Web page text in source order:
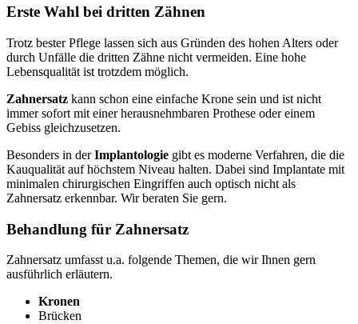
Erste Wahl bei dritten Zähnen
Trotz bester Pflege lassen sich aus Gründen des hohen Alters oder
durch Unfälle die dritten Zähne nicht vermeiden. Eine hohe
Lebensqualität ist trotzdem möglich.
Zahnersatz kann schon eine einfache Krone sein und ist nicht
immer sofort mit einer herausnehmbaren Prothese oder einem
Gebiss gleichzusetzen.
Besonders in derImplantologie gibt es moderne Verfahren, die die
Kauqualität auf höchstem Niveau halten. Dabei sind Implantate mit
minimalen chirurgischen Eingriffen auch optisch nicht als
Zahnersatz erkennbar. Wir beraten Sie gern.
Behandlung für Zahnersatz
Zahnersatz umfasst u.a. folgende Themen, die wir Ihnen gern
ausführlich erläutern.
Kronen
Brücken